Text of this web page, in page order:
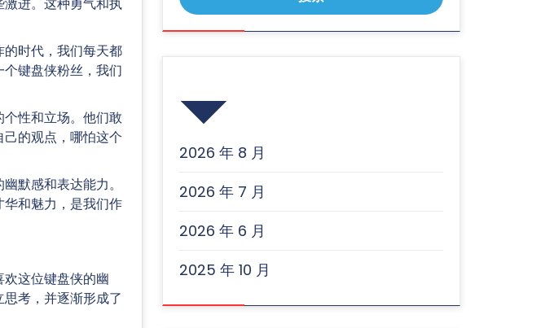
时代，我们每天都
键盘侠粉丝，我们
性和立场。他们敢
的观点，哪怕这个
默感和表达能力。
和魅力，是我们作
这位键盘侠的幽
考，并逐渐形成了
2026 年 8 月
2026 年 7 月
2026 年 6 月
2025 年 10 月